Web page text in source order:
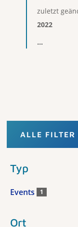
zuletzt
2022
...
ALLE FILTER
Typ
Events 1
Ort